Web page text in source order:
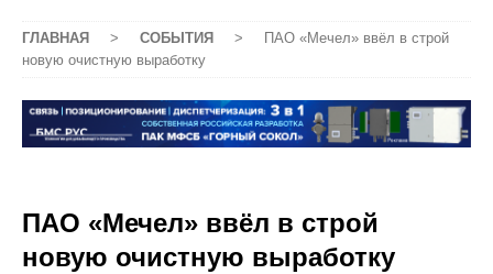
ГЛАВНАЯ > СОБЫТИЯ >
ПАО «Мечел» ввёл в строй
новую очистную выработку
ПАО «Мечел» ввёл в строй
новую очистную выработку